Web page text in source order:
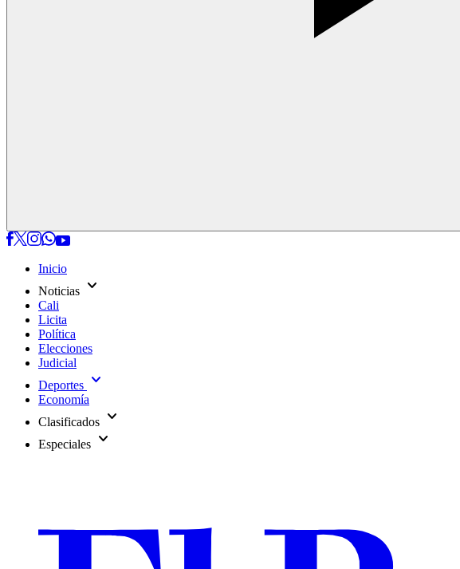
Inicio
Noticias expand_more
Cali
Licita
Política
Elecciones
Judicial
Deportes expand_more
Economía
Clasificados expand_more
Especiales expand_more